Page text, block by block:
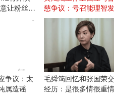
让粉丝失
慈争议：号召能理智
争议：太
属造谣
毛舜筠回忆和张国荣
经历：是很多情很重